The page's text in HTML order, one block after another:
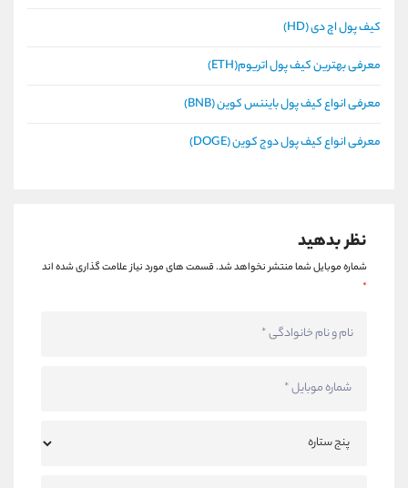
کیف پول اچ دی (HD)
معرفی بهترین کیف پول اتریوم(ETH)
معرفی انواع کیف پول بایننس کوین (BNB)
معرفی انواع کیف پول دوج کوین (DOGE)
نظر بدهید
شماره موبایل شما منتشر نخواهد شد.قسمت های مورد نیاز علامت گذاری شده اند
*